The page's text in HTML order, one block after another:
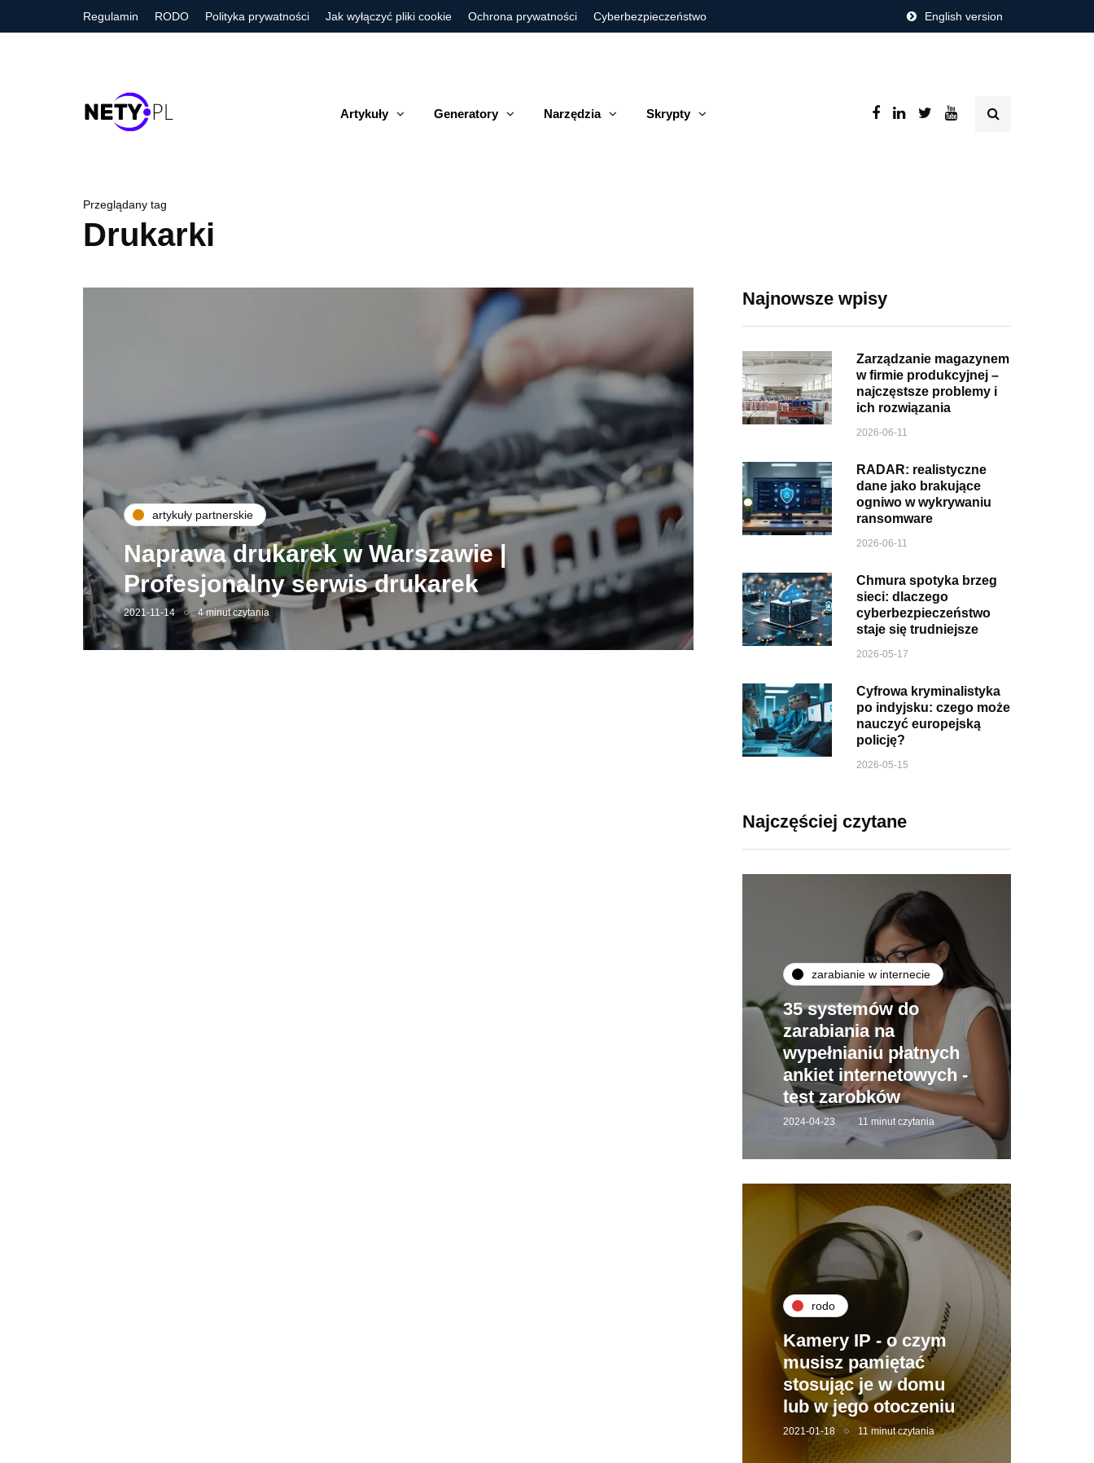
Regulamin RODO Polityka prywatności Jak wyłączyć pliki cookie Ochrona prywatności Cyberbezpieczeństwo English version
Artykuły Generatory Narzędzia Skrypty
Przeglądany tag
Drukarki
artykuły partnerskie
Naprawa drukarek w Warszawie |
Profesjonalny serwis drukarek
2021-11-14 4 minut czytania
Najnowsze wpisy
Zarządzanie magazynem
w firmie produkcyjnej –
najczęstsze problemy i
ich rozwiązania
2026-06-11
RADAR: realistyczne
dane jako brakujące
ogniwo w wykrywaniu
ransomware
2026-06-11
Chmura spotyka brzeg
sieci: dlaczego
cyberbezpieczeństwo
staje się trudniejsze
2026-05-17
Cyfrowa kryminalistyka
po indyjsku: czego może
nauczyć europejską
policję?
2026-05-15
Najczęściej czytane
zarabianie w internecie
35 systemów do
zarabiania na
wypełnianiu płatnych
ankiet internetowych -
test zarobków
2024-04-23 11 minut czytania
rodo
Kamery IP - o czym
musisz pamiętać
stosując je w domu
lub w jego otoczeniu
2021-01-18 11 minut czytania